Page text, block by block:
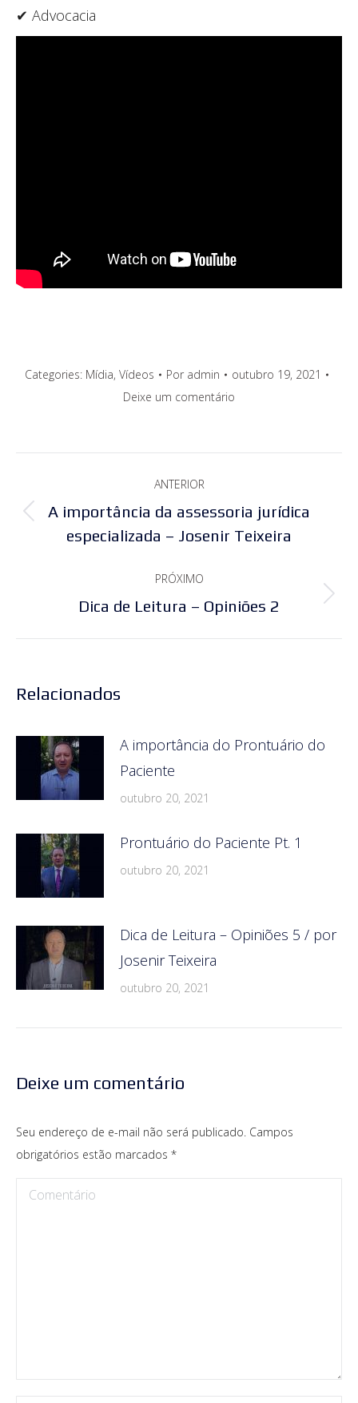
✔ Advocacia
Categories: Mídia, Vídeos Por admin
outubro 19, 2021
Deixe um comentário
de
post:
ANTERIOR
Post
anterior:
A importância da assessoria jurídica
especializada – Josenir Teixeira
PRÓXIMO
Próximo
Dica de Leitura – Opiniões 2
Relacionados
A importância do Prontuário do
Paciente
outubro 20, 2021
Prontuário do Paciente Pt. 1
outubro 20, 2021
Dica de Leitura – Opiniões 5 / por
Josenir Teixeira
outubro 20, 2021
Deixe um comentário
Seu endereço de e-mail não será publicado. Campos
obrigatórios estão marcados *
Comentário